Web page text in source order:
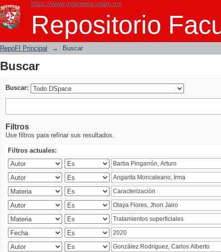
https://www.ingenieria.unam.mx
Repositorio
Buscar
RepoFI Principal → Buscar
Buscar
Buscar:
Filtros
Use filtros para refinar sus resultados.
Filtros actuales: